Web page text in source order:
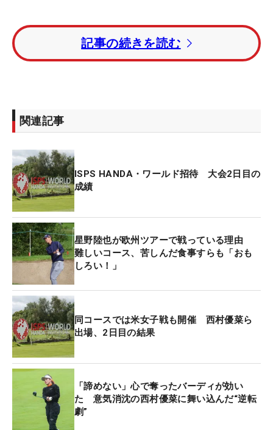
林間のガルゴルム・キャッスルGCとは全く違い、こ
の日星野がプレーしたキャッスルロックGCはコース
から海が望めるリンクス。初日もかなりの強風が吹
ってしまうほどだった。
て迎えた後半15番パー5のこと。打ち上げも入れて
535ヤードのホールには、猛烈なフォローが吹き荒
れていた。そんな状況のなかティショットでドライ
バーを振ると、ボールはおもしろいようにグングン
と伸びていく。そして着弾地点はピンまで残り135
ヤード地点。実に400ヤードの超ビッグドライブと
なった。日本屈指の飛ばし屋として鳴らしてきた星
野でさえも、「プロ最長距離です」というほどだ。
その恩恵もあり、セカンドで握ったのはサンドウェ
ッジ。2オンはもちろんのこと、ピン奥2.5メートル
のチャンスにつけ、きっちりとイーグルを奪った。
もちろん、パー5の2打目でサンドウェッジを握った
のも「初めて」のこと。これできょうのスコアを赤
字にした。
その反面、当然ながらアゲンストも強烈。普段はピ
記事の続きを読む
関連記事
ISPS HANDA・ワールド招待 大会2日目の
成績
星野陸也が欧州ツアーで戦っている理由
難しいコース、苦しんだ食事すらも「おも
しろい！」
同コースでは米女子戦も開催 西村優菜ら
出場、2日目の結果
「諦めない」心で奪ったバーディが効い
た 意気消沈の西村優菜に舞い込んだ“逆転
劇”